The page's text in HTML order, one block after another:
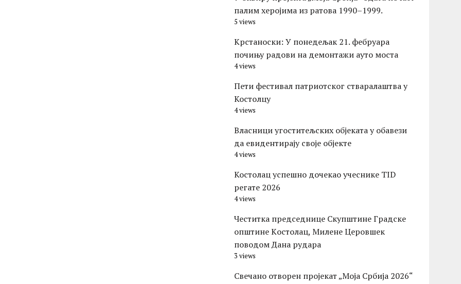
палим херојима из ратова 1990–1999.
5 views
Kрстаноски: У понедељак 21. фебруара
почињу радови на демонтажи ауто моста
4 views
Пети фестивал патриотског стваралаштва у
Костолцу
4 views
Власници угоститељских објеката у обавези
да евидентирају своје објекте
4 views
Костолац успешно дочекао учеснике TID
регате 2026
4 views
Честитка председнице Скупштине Градске
општине Kостолац, Милене Церовшек
поводом Дана рудара
3 views
Свечано отворен пројекат „Моја Србија 2026“